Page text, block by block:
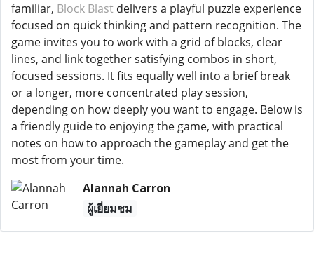
familiar, Block Blast delivers a playful puzzle experience
focused on quick thinking and pattern recognition. The
game invites you to work with a grid of blocks, clear
lines, and link together satisfying combos in short,
focused sessions. It fits equally well into a brief break
or a longer, more concentrated play session,
depending on how deeply you want to engage. Below is
a friendly guide to enjoying the game, with practical
notes on how to approach the gameplay and get the
most from your time.
Alannah Carron
ผู้เยี่ยมชม